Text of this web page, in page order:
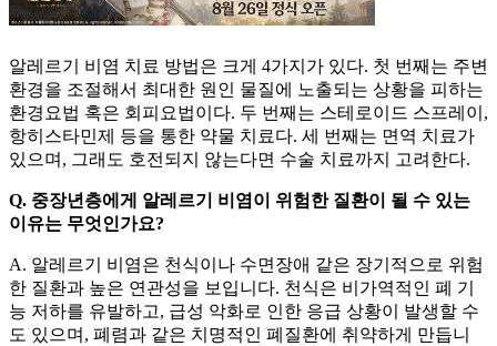
알레르기 비염 치료 방법은 크게 4가지가 있다. 첫 번째는 주변
환경을 조절해서 최대한 원인 물질에 노출되는 상황을 피하는
환경요법 혹은 회피요법이다. 두 번째는 스테로이드 스프레이,
항히스타민제 등을 통한 약물 치료다. 세 번째는 면역 치료가
있으며, 그래도 호전되지 않는다면 수술 치료까지 고려한다.
Q. 중장년층에게 알레르기 비염이 위험한 질환이 될 수 있는
이유는 무엇인가요?
A. 알레르기 비염은 천식이나 수면장애 같은 장기적으로 위험
한 질환과 높은 연관성을 보입니다. 천식은 비가역적인 폐 기
능 저하를 유발하고, 급성 악화로 인한 응급 상황이 발생할 수
도 있으며, 폐렴과 같은 치명적인 폐질환에 취약하게 만듭니